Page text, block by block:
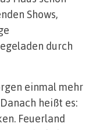
Shows,
durch
einmal mehr
heißt es:
Feuerland